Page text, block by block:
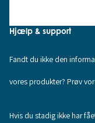
Hjælp & support
Fandt du ikke den
vores produkter? Prøv
Hvis du stadig ikke har